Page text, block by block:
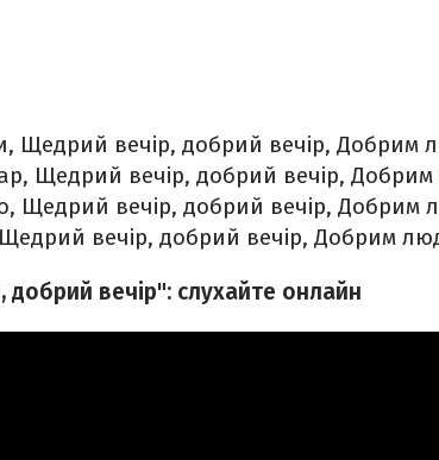
Щедрий вечір, добрий вечір, Добрим
Щедрий вечір, добрий вечір, Добрим
Щедрий вечір, добрий вечір, Добрим
Щедрий вечір, добрий вечір, Добрим
вечір": слухайте онлайн